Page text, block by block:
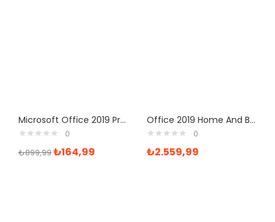
Microsoft Office 2019 Professional Plus Retail
0
₺899,99₺164,99
Office 2019 Home And Business Satın Al
0
₺2.559,99